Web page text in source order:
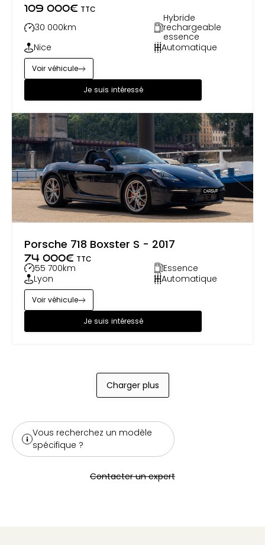
109 000€ TTC
30 000km
Hybride
rechargeable
essence
Nice
Automatique
Je suis intéressé
Voir véhicule
Porsche 718 Boxster S - 2017
74 000€ TTC
55 700km
Essence
Lyon
Automatique
Je suis intéressé
Voir véhicule
Charger plus
Vous recherchez un modèle
spécifique ?
Contacter un expert